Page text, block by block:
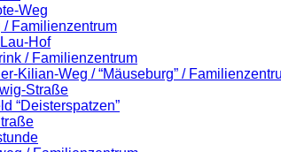
Weg
/ Familienzentrum
Hof
/ Familienzentrum
Kilian-Weg / “Mäuseburg” /
Straße
“Deisterspatzen”